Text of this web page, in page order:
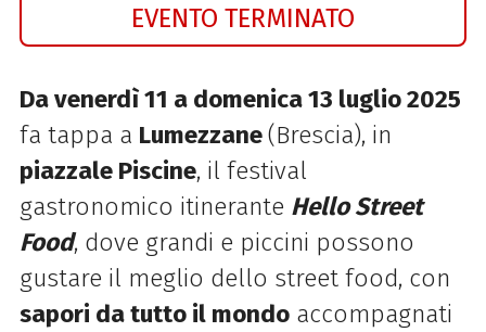
EVENTO TERMINATO
Da venerdì 11 a domenica 13 luglio 2025
fa tappa a Lumezzane(Brescia), in
piazzale Piscine, il festival
gastronomico itinerante Hello Street
Food, dove grandi e piccini possono
gustare il meglio dello street food, con
sapori da tutto il mondo accompagnati